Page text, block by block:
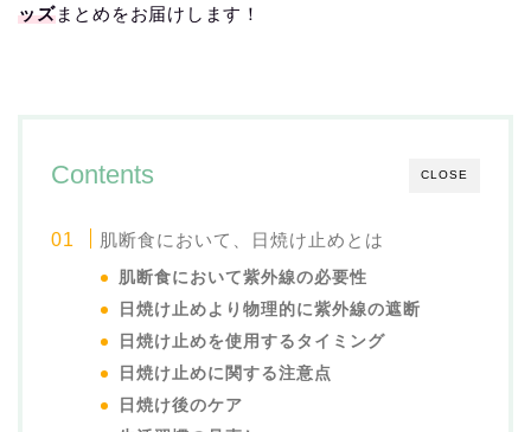
ッズまとめをお届けします！
CLOSE
Contents
肌断食において、日焼け止めとは
肌断食において紫外線の必要性
日焼け止めより物理的に紫外線の遮断
日焼け止めを使用するタイミング
日焼け止めに関する注意点
日焼け後のケア